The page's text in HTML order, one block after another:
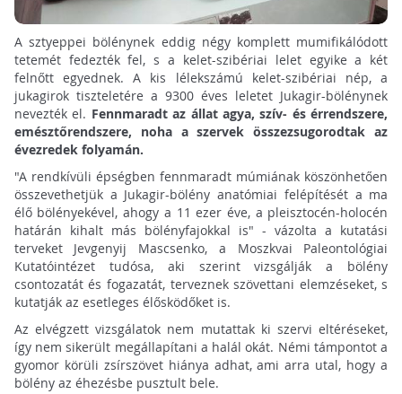
A sztyeppei bölénynek eddig négy komplett mumifikálódott
tetemét fedezték fel, s a kelet-szibériai lelet egyike a két
felnőtt egyednek. A kis lélekszámú kelet-szibériai nép, a
jukagirok tiszteletére a 9300 éves leletet Jukagir-bölénynek
nevezték el. Fennmaradt az állat agya, szív- és érrendszere,
emésztőrendszere, noha a szervek összezsugorodtak az
évezredek folyamán.
"A rendkívüli épségben fennmaradt múmiának köszönhetően
összevethetjük a Jukagir-bölény anatómiai felépítését a ma
élő bölényekével, ahogy a 11 ezer éve, a pleisztocén-holocén
határán kihalt más bölényfajokkal is" - vázolta a kutatási
terveket Jevgenyij Mascsenko, a Moszkvai Paleontológiai
Kutatóintézet tudósa, aki szerint vizsgálják a bölény
csontozatát és fogazatát, terveznek szövettani elemzéseket, s
kutatják az esetleges élősködőket is.
Az elvégzett vizsgálatok nem mutattak ki szervi eltéréseket,
így nem sikerült megállapítani a halál okát. Némi támpontot a
gyomor körüli zsírszövet hiánya adhat, ami arra utal, hogy a
bölény az éhezésbe pusztult bele.